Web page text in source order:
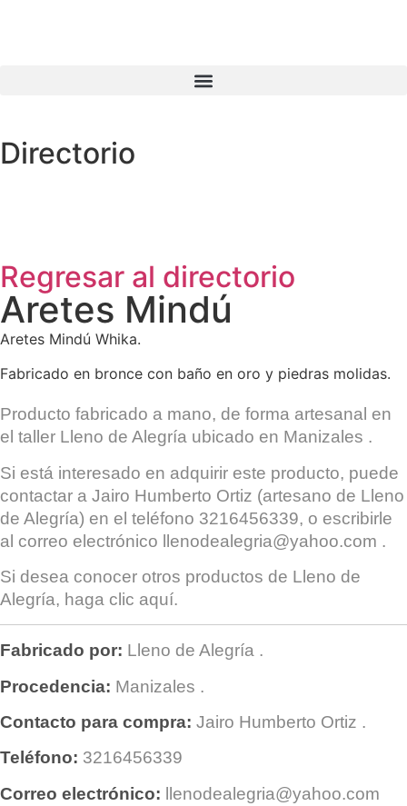
Directorio
Regresar al directorio
Aretes Mindú
Aretes Mindú Whika.
Fabricado en bronce con baño en oro y piedras molidas.
Producto fabricado a mano, de forma artesanal en
el taller Lleno de Alegría ubicado en Manizales .
Si está interesado en adquirir este producto, puede
contactar a Jairo Humberto Ortiz (artesano de Lleno
de Alegría) en el teléfono 3216456339, o escribirle
al correo electrónico llenodealegria@yahoo.com .
Si desea conocer otros productos de Lleno de
Alegría, haga clic aquí.
Fabricado por: Lleno de Alegría .
Procedencia: Manizales .
Contacto para compra: Jairo Humberto Ortiz .
Teléfono: 3216456339
Correo electrónico: llenodealegria@yahoo.com